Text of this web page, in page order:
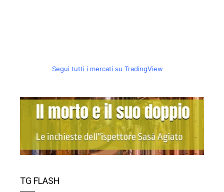
Segui tutti i mercati su TradingView
TG FLASH